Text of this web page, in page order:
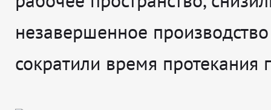
незавершенное
сократили время протекания